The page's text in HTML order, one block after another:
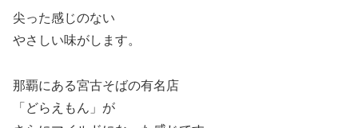
尖った感じのない
やさしい味がします。
那覇にある宮古そばの有名店
「どらえもん」が